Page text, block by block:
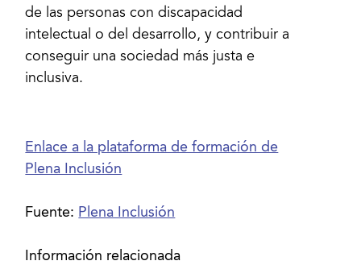
de las personas con discapacidad
intelectual o del desarrollo, y contribuir a
conseguir una sociedad más justa e
inclusiva.
Enlace a la plataforma de formación de
Plena Inclusión
Fuente: Plena Inclusión
Información relacionada